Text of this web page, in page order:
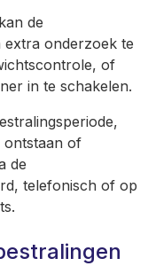
de
extra onderzoek te
of
in te schakelen.
ontstaan of
de
telefonisch of op